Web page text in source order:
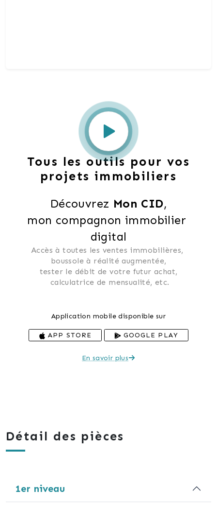
Tous les outils pour vos
projets immobiliers
Découvrez Mon CID,
mon compagnon immobilier
digital
Accès à toutes les ventes immobilières,
boussole à réalité augmentée,
tester le débit de votre futur achat,
calculatrice de mensualité, etc.
Application mobile disponible sur
APP STORE GOOGLE PLAY
En savoir plus
Détail des pièces
1er niveau